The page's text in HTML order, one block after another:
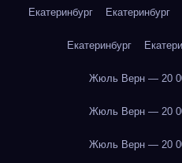
Екатеринбург Екатеринбург
Екатеринбург
Жюль Верн — 20
Жюль Верн — 20
Жюль Верн — 20